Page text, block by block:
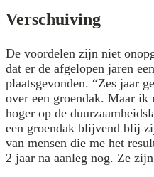
Verschuiving
De voordelen zijn niet
dat er de afgelopen jaren
plaatsgevonden. “Zes jaar
over een groendak. Maar ik
hoger op de
een groendak blijvend blij
van mensen die me het
2 jaar na aanleg nog. Ze